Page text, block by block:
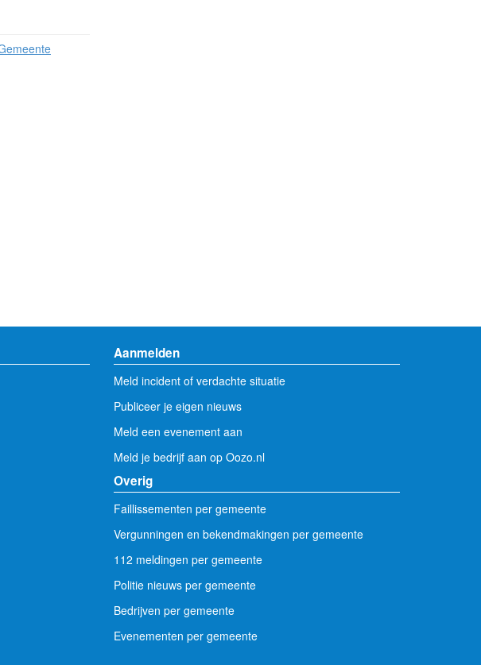
Aanmelden
Meld incident of verdachte situatie
Publiceer je eigen nieuws
Meld een evenement aan
Meld je bedrijf aan op Oozo.nl
Overig
Faillissementen per gemeente
Vergunningen en bekendmakingen per gemeente
112 meldingen per gemeente
Politie nieuws per gemeente
Bedrijven per gemeente
Evenementen per gemeente